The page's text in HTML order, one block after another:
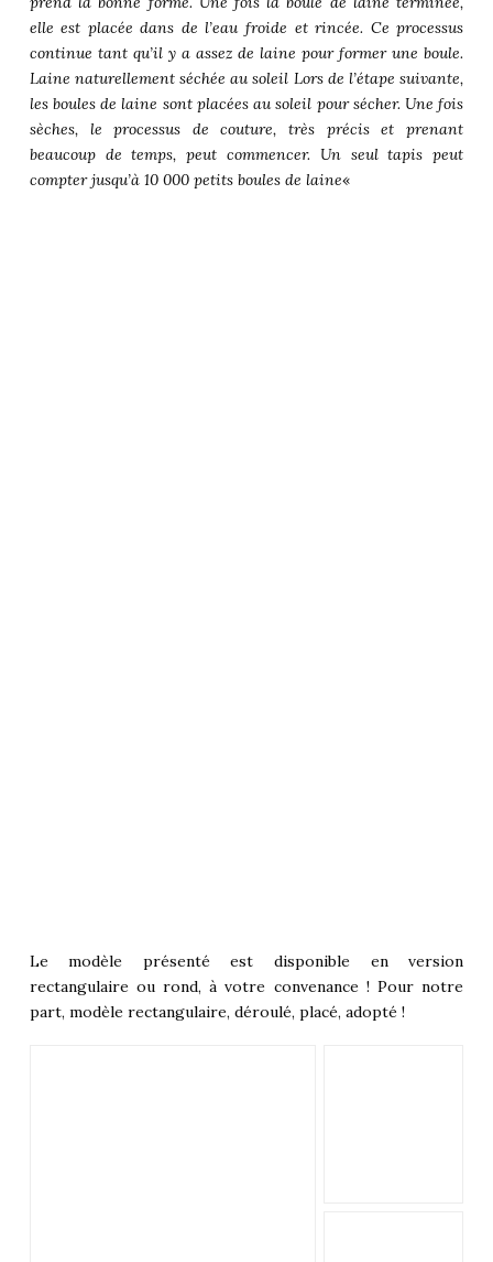
elle est placée dans de l’eau froide et rincée. Ce processus
continue tant qu’il y a assez de laine pour former une boule.
Laine naturellement séchée au soleil Lors de l’étape suivante,
les boules de laine sont placées au soleil pour sécher. Une fois
sèches, le processus de couture, très précis et prenant
beaucoup de temps, peut commencer. Un seul tapis peut
compter jusqu’à 10 000 petits boules de laine«
Le modèle présenté est disponible en version
rectangulaire ou rond, à votre convenance ! Pour notre
part, modèle rectangulaire, déroulé, placé, adopté !